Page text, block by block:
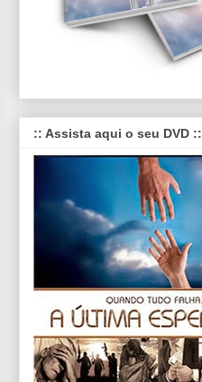
:: Assista aqui o seu DVD ::